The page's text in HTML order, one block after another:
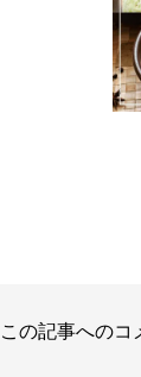
この記事へのコ